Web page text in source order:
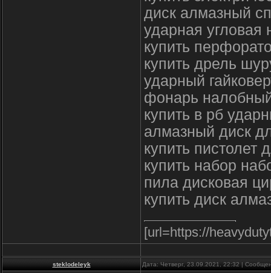
диск алмазный
ударная угловая
купить
купить дрель
ударный
фонарь
купить в рб
алмазный диск
купить пистолет
купить набор
пила дисковая
купить диск
[url=https://
steklodeleyk Дата: Четверг, 23.09.2021, 22:32 |